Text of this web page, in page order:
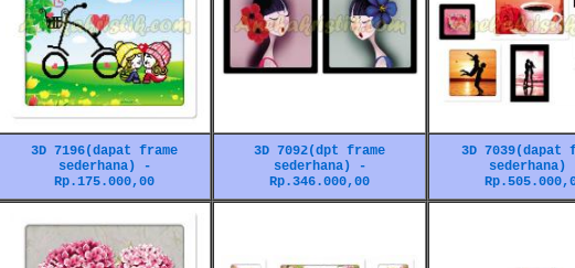
3D 7196(dapat frame
sederhana) -
Rp.175.000,00
3D 7092(dpt frame
sederhana) -
Rp.346.000,00
3D 7039(dapat
sederhana)